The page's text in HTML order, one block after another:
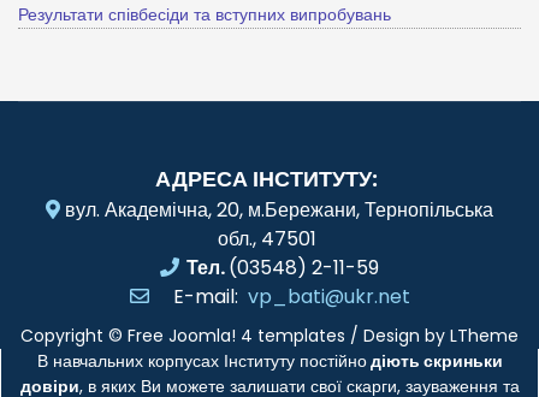
Результати співбесіди та вступних випробувань
АДРЕСА ІНСТИТУТУ:
вул. Академічна, 20, м.Бережани, Тернопільська
обл., 47501
Тел.(03548) 2-11-59
E-mail: vp_bati@ukr.net
Copyright © Free Joomla! 4 templates / Design by LTheme
В навчальних корпусах Інституту постійнодіють скриньки
довіри, в яких Ви можете залишати свої скарги, зауваження та